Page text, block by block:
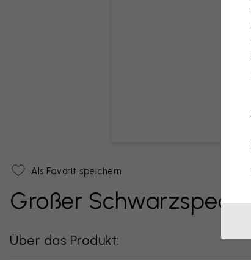
Als Favorit speichern
Großer Schwarzspecht
Über das Produkt: